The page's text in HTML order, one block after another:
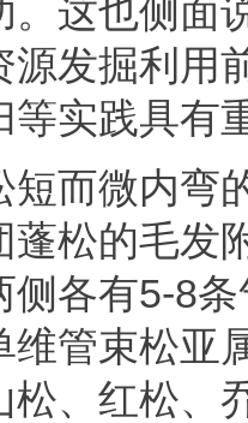
。这也侧面
源发掘利用
等实践具有
而微内弯
蓬松的毛发
侧各有5-8
维管束松亚
松、红松、